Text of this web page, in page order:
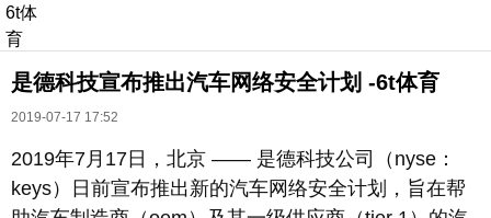
6t体
育
是德科技宣布推出汽车网络安全计划 -6t体育
2019-07-17 17:52
2019年7月17日，北京 —— 是德科技公司（nyse：
keys）日前宣布推出新的汽车网络安全计划，旨在帮